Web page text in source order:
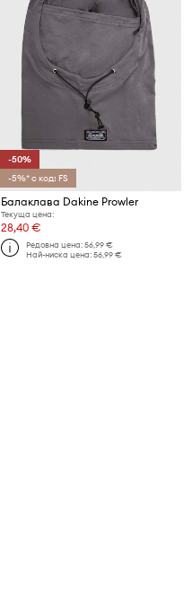
-50%
-5%* с код: FS
Балаклава Dakine Prowler
Текуща цена:
28,40 €
Редовна цена:56,99 €
Най-ниска цена:56,99 €